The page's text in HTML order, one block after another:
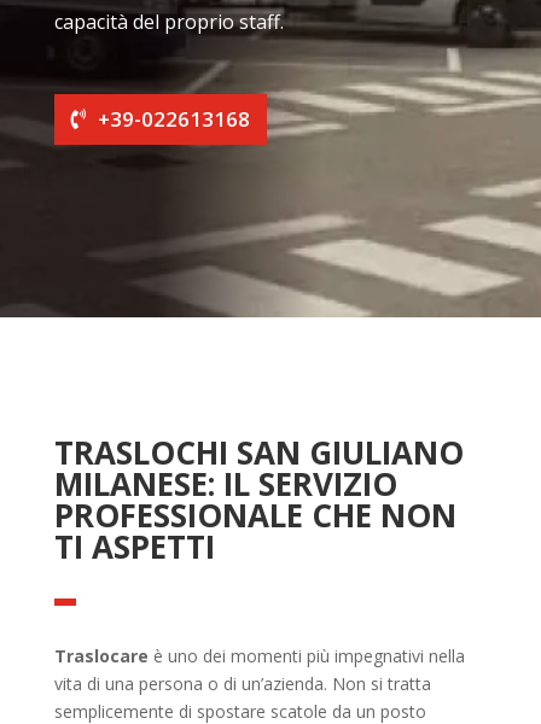
capacità del proprio staff.
+39-022613168
TRASLOCHI SAN GIULIANO
MILANESE: IL SERVIZIO
PROFESSIONALE CHE NON
TI ASPETTI
Traslocare è uno dei momenti più impegnativi nella
vita di una persona o di un’azienda. Non si tratta
semplicemente di spostare scatole da un posto